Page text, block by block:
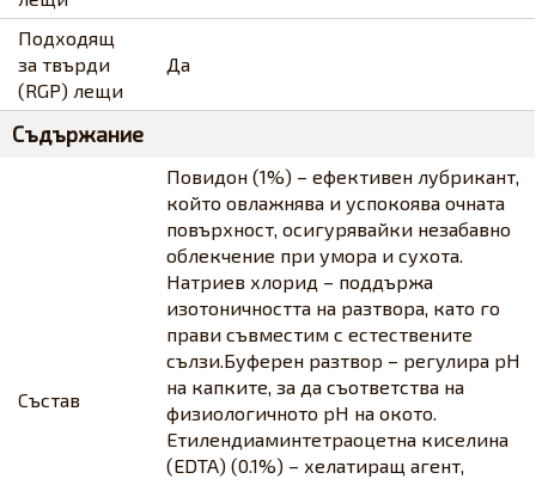
Подходящ
за твърди
(RGP) лещи
Да
Съдържание
Състав
Повидон (1%) – ефективен лубрикант,
който овлажнява и успокоява очната
повърхност, осигурявайки незабавно
облекчение при умора и сухота.​ ​
Натриев хлорид – поддържа
изотоничността на разтвора, като го
прави съвместим с естествените
сълзи.​ ​Буферен разтвор – регулира pH
на капките, за да съответства на
физиологичното pH на окото.​ ​
Етилендиаминтетраоцетна киселина
(EDTA) (0.1%) – хелатиращ агент,